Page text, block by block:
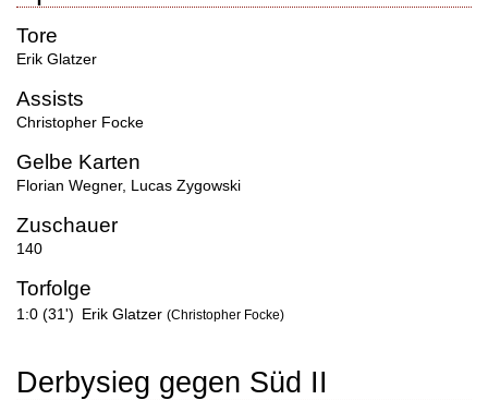
Tore
Erik Glatzer
Assists
Christopher Focke
Gelbe Karten
Florian Wegner, Lucas Zygowski
Zuschauer
140
Torfolge
1:0 (31') Erik Glatzer (Christopher Focke)
Derbysieg gegen Süd II